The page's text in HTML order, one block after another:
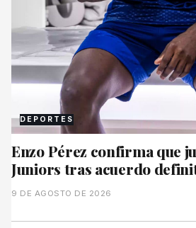
DEPORTES
Enzo Pérez confirma que
Juniors tras acuerdo
9 DE AGOSTO DE 2026